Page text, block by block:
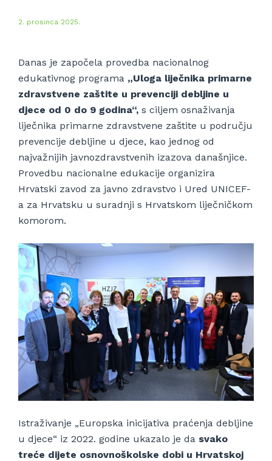
2. prosinca 2025.
Danas je započela provedba nacionalnog
edukativnog programa „Uloga liječnika primarne
zdravstvene zaštite u prevenciji debljine u
djece od 0 do 9 godina“, s ciljem osnaživanja
liječnika primarne zdravstvene zaštite u području
prevencije debljine u djece, kao jednog od
najvažnijih javnozdravstvenih izazova današnjice.
Provedbu nacionalne edukacije organizira
Hrvatski zavod za javno zdravstvo i Ured UNICEF-
a za Hrvatsku u suradnji s Hrvatskom liječničkom
komorom.
Istraživanje „Europska inicijativa praćenja debljine
u djece“ iz 2022. godine ukazalo je da svako
treće dijete osnovnoškolske dobi u Hrvatskoj